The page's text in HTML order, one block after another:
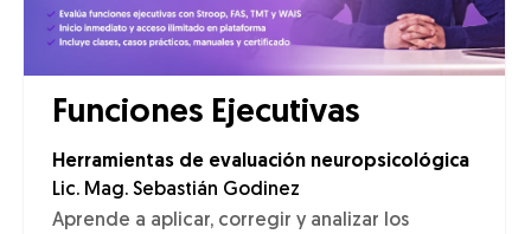
Funciones Ejecutivas
Herramientas de evaluación neuropsicológica
Lic. Mag. Sebastián Godinez
Aprende a aplicar, corregir y analizar los